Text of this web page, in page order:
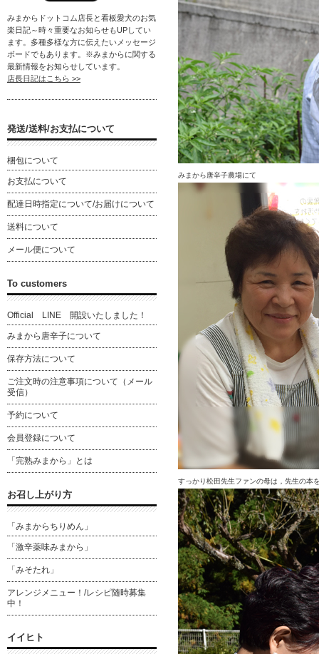
みまから唐辛子農場にて
すっかり松田先生ファンの母は，先生の本
みまからドットコム店長と看板愛犬のお気
楽日記～時々重要なお知らせもUPしてい
ます。多種多様な方に伝えたいメッセージ
ボードでもあります。※みまからに関する
最新情報をお知らせしています。
店長日記はこちら >>
発送/送料/お支払について
梱包について
お支払について
配達日時指定について/お届けについて
送料について
メール便について
To customers
Official LINE 開設いたしました！
みまから唐辛子について
保存方法について
ご注文時の注意事項について（メール
受信）
予約について
会員登録について
「完熟みまから」とは
お召し上がり方
「みまからちりめん」
「激辛薬味みまから」
「みそたれ」
アレンジメニュー！/レシピ随時募集
中！
イイヒト